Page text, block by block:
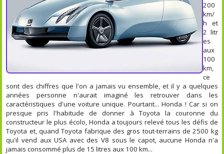
200
km/
h et
2 litr
es
aux
100
km,
ce
sont des chiffres que l'on a jamais vu ensemble, et il y a quelques
années personne n'aurait imaginé les retrouver dans les
caractéristiques d'une voiture unique. Pourtant... Honda ! Car si on
presque pris l'habitude de donner à Toyota la couronne du
constructeur le plus écolo, Honda a toujours relevé tous les défis de
Toyota et, quand Toyota fabrique des gros tout-terrains de 2500 kg
qu'il vend aux USA avec des V8 sous le capot, aucune Honda n'a
jamais consommé plus de 15 litres aux 100 km...